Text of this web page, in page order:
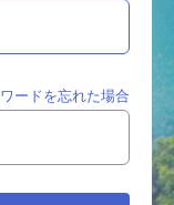
ードを忘れた場合